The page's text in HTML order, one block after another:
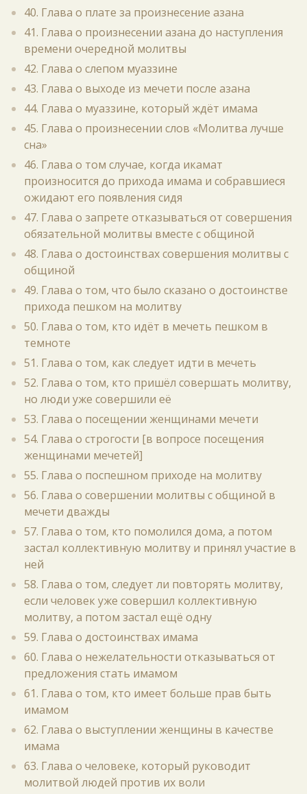
40. Глава о плате за произнесение азана
41. Глава о произнесении азана до наступления
времени очередной молитвы
42. Глава о слепом муаззине
43. Глава о выходе из мечети после азана
44. Глава о муаззине, который ждёт имама
45. Глава о произнесении слов «Молитва лучше
сна»
46. Глава о том случае, когда икамат
произносится до прихода имама и собравшиеся
ожидают его появления сидя
47. Глава о запрете отказываться от совершения
обязательной молитвы вместе с общиной
48. Глава о достоинствах совершения молитвы с
общиной
49. Глава о том, что было сказано о достоинстве
прихода пешком на молитву
50. Глава о том, кто идёт в мечеть пешком в
темноте
51. Глава о том, как следует идти в мечеть
52. Глава о том, кто пришёл совершать молитву,
но люди уже совершили её
53. Глава о посещении женщинами мечети
54. Глава о строгости [в вопросе посещения
женщинами мечетей]
55. Глава о поспешном приходе на молитву
56. Глава о совершении молитвы с общиной в
мечети дважды
57. Глава о том, кто помолился дома, а потом
застал коллективную молитву и принял участие в
ней
58. Глава о том, следует ли повторять молитву,
если человек уже совершил коллективную
молитву, а потом застал ещё одну
59. Глава о достоинствах имама
60. Глава о нежелательности отказываться от
предложения стать имамом
61. Глава о том, кто имеет больше прав быть
имамом
62. Глава о выступлении женщины в качестве
имама
63. Глава о человеке, который руководит
молитвой людей против их воли